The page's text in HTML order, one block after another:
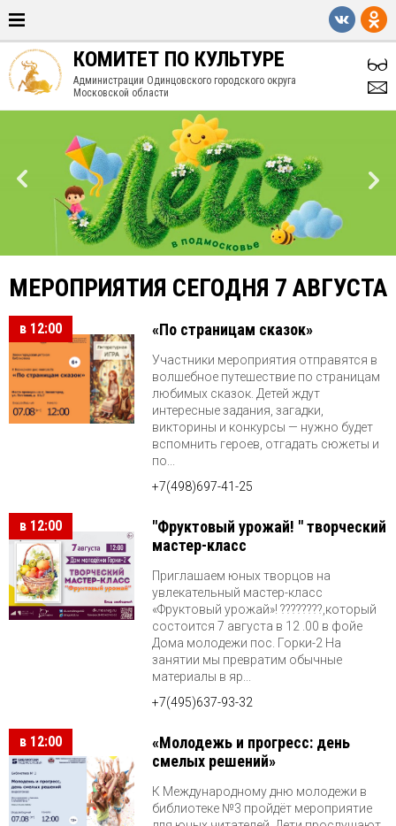
КОМИТЕТ ПО КУЛЬТУРЕ
Администрации Одинцовского городского округа
Московской области
МЕРОПРИЯТИЯ СЕГОДНЯ 7 АВГУСТА
в 12:00 «По страницам сказок»
Участники мероприятия отправятся в
волшебное путешествие по страницам
любимых сказок. Детей ждут
интересные задания, загадки,
викторины и конкурсы — нужно будет
вспомнить героев, отгадать сюжеты и
по...
+7(498)697-41-25
в 12:00
"Фруктовый урожай! " творческий
мастер-класс
Приглашаем юных творцов на
увлекательный мастер-класс
«Фруктовый урожай»! ????????,который
состоится 7 августа в 12 .00 в фойе
Дома молодежи пос. Горки-2 На
занятии мы превратим обычные
материалы в яр...
+7(495)637-93-32
в 12:00
«Молодежь и прогресс: день
смелых решений»
К Международному дню молодежи в
библиотеке №3 пройдёт мероприятие